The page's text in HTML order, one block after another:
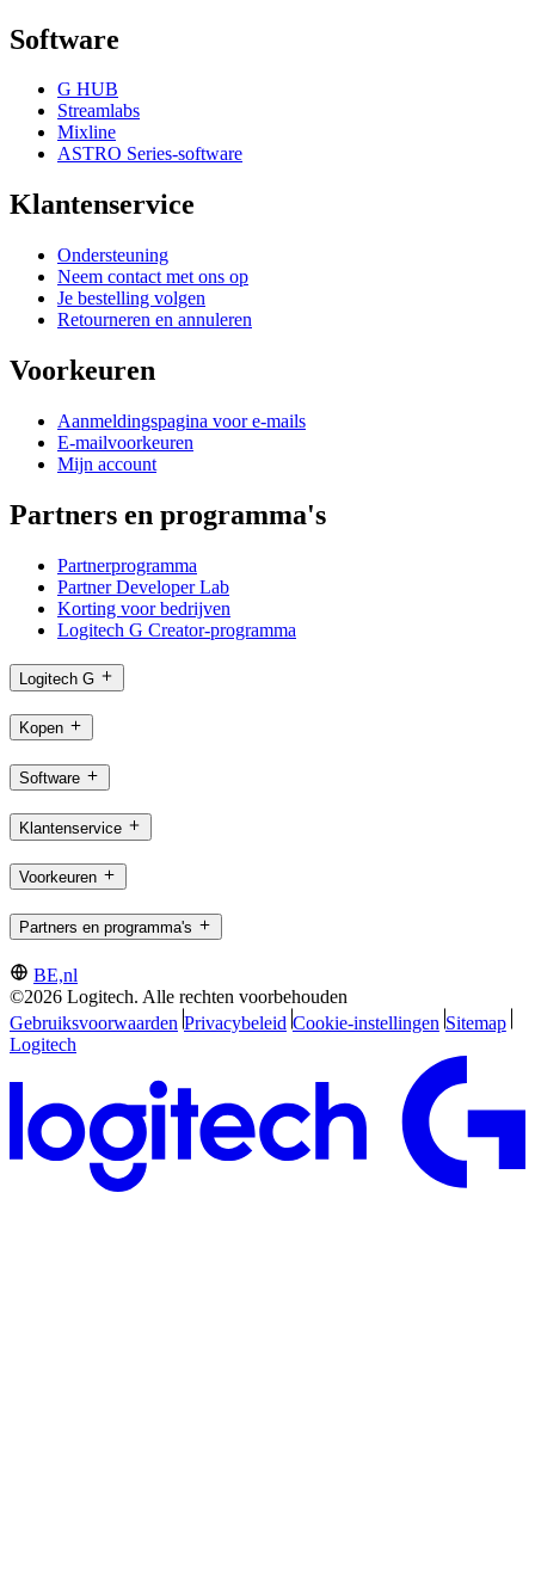
Software
G HUB
Streamlabs
Mixline
ASTRO Series-software
Klantenservice
Ondersteuning
Neem contact met ons op
Je bestelling volgen
Retourneren en annuleren
Voorkeuren
Aanmeldingspagina voor e-mails
E-mailvoorkeuren
Mijn account
Partners en programma's
Partnerprogramma
Partner Developer Lab
Korting voor bedrijven
Logitech G Creator-programma
Logitech G
Kopen
Software
Klantenservice
Voorkeuren
Partners en programma's
BE,nl
©2026 Logitech. Alle rechten voorbehouden
Gebruiksvoorwaarden Privacybeleid Cookie-instellingen Sitemap
Logitech